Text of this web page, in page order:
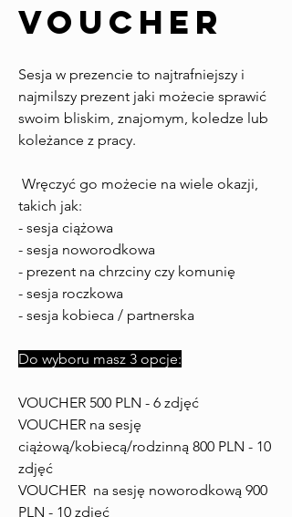
VOUCHER
Sesja w prezencie to najtrafniejszy i
najmilszy prezent jaki możecie sprawić
swoim bliskim, znajomym, koledze lub
koleżance z pracy.
Wręczyć go możecie na wiele okazji,
takich jak:
- sesja ciążowa
- sesja noworodkowa
- prezent na chrzciny czy komunię
- sesja roczkowa
- sesja kobieca / partnerska
Do wyboru masz 3 opcje:
VOUCHER 500 PLN - 6 zdjęć
VOUCHER na sesję
ciążową/kobiecą/rodzinną 800 PLN - 10
zdjęć
VOUCHER na sesję noworodkową 900
PLN - 10 zdjęć